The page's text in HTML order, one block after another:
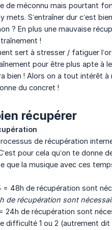
de méconnu mais pourtant
mets. S’entraîner dur c’est
? En plus une mauvaise
!
sert à stresser / fatiguer
pour être plus apte à
bien ! Alors on a tout intérêt à
du concret !
récupérer
de récupération
pour cela qu’on te donne
que la musique avec ces
48h de récupération sont
de récupération sont
24h de récupération sont
difficulté 1 ou 2 (autrement